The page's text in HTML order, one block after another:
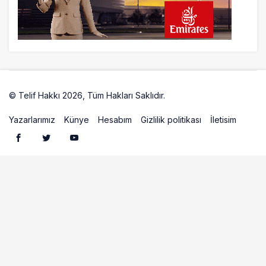
© Telif Hakkı 2026, Tüm Hakları Saklıdır.
Yazarlarımız Künye Hesabım Gizlilik politikası İletisim